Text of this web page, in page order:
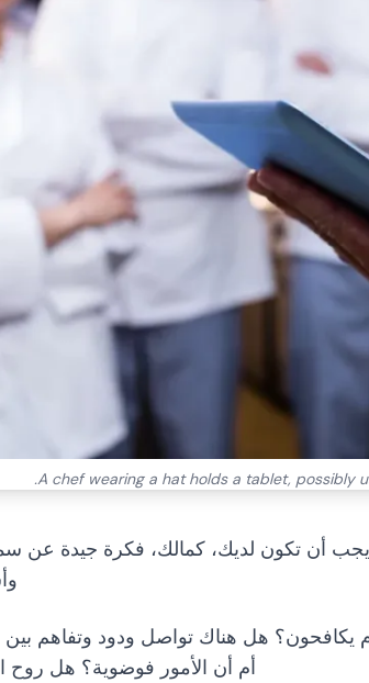
A chef wearing a hat holds a tablet, possibly
يجب أن تكون لديك، كمالك، فكرة جيدة
هل هناك تواصل ودود وتفاهم بين
أم أن الأمور فوضوية؟ هل روح